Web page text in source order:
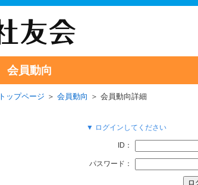
会員動向
トップページ ＞ 会員動向 ＞ 会員動向詳細
▼ ログインしてください
ID：
パスワード：